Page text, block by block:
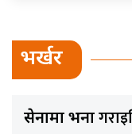
भर्खर
सेनामा भर्ना